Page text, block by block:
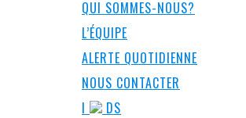
QUI SOMMES-NOUS?
L’ÉQUIPE
ALERTE QUOTIDIENNE
NOUS CONTACTER
I
DS